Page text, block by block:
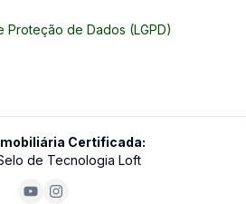
Proteção de Dados (LGPD)
Certificada:
de Tecnologia Loft